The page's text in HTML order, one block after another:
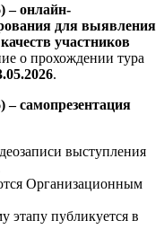
– онлайн-
для выявления
участников
о прохождении тура
.
– самопрезентация
выступления
Организационным
этапу публикуется в